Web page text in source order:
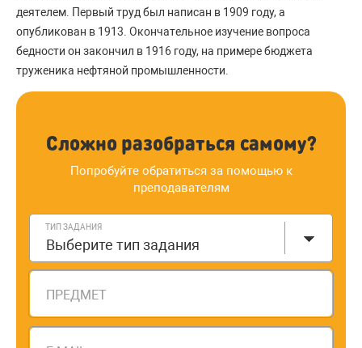
деятелем. Первый труд был написан в 1909 году, а
опубликован в 1913. Окончательное изучение вопроса
бедности он закончил в 1916 году, на примере бюджета
труженика нефтяной промышленности.
Сложно разобраться самому?
Попробуйте обратиться за помощью к
преподавателям
ТИП ЗАДАНИЯ
Выберите тип задания
ПРЕДМЕТ